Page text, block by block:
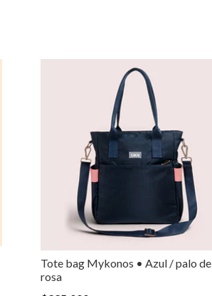
Tote bag Mykonos • Azul / palo de
rosa